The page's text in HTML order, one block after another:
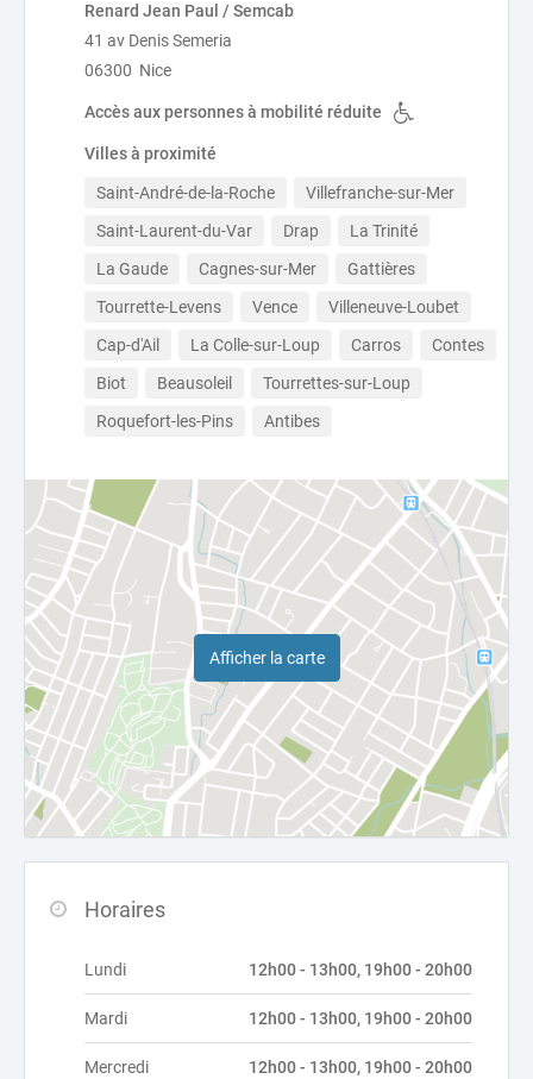
Renard Jean Paul / Semcab
41 av Denis Semeria
06300 Nice
Accès aux personnes à mobilité réduite
Villes à proximité
Saint-André-de-la-Roche
Villefranche-sur-Mer
Saint-Laurent-du-Var
Drap
La Trinité
La Gaude
Cagnes-sur-Mer
Gattières
Tourrette-Levens
Vence
Villeneuve-Loubet
Cap-d'Ail
La Colle-sur-Loup Carros
Contes
Biot
Beausoleil
Tourrettes-sur-Loup
Roquefort-les-Pins
Antibes
Afficher la carte
Horaires
Lundi 12h00 - 13h00, 19h00 - 20h00
Mardi 12h00 - 13h00, 19h00 - 20h00
Mercredi 12h00 - 13h00, 19h00 - 20h00